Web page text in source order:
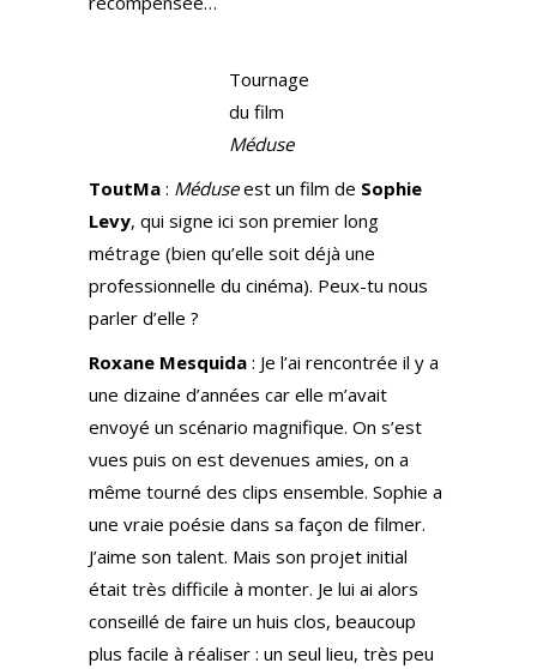
Tournage
du film
Méduse
ToutMa : Méduseest un film de Sophie
Levy, qui signe ici son premier long
métrage (bien qu’elle soit déjà une
professionnelle du cinéma). Peux-tu nous
parler d’elle ?
Roxane Mesquida : Je l’ai rencontrée il y a
une dizaine d’années car elle m’avait
envoyé un scénario magnifique. On s’est
vues puis on est devenues amies, on a
même tourné des clips ensemble. Sophie a
une vraie poésie dans sa façon de filmer.
J’aime son talent. Mais son projet initial
était très difficile à monter. Je lui ai alors
conseillé de faire un huis clos, beaucoup
plus facile à réaliser : un seul lieu, très peu